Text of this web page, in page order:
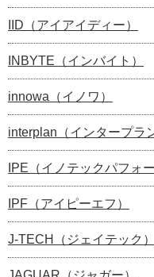
IID（アイアイディー）
INBYTE（インバイト）
innowa（イノワ）
interplan（インタープラ
IPE（イノテックパフォ
IPF（アイピーエフ）
J-TECH（ジェイテック）